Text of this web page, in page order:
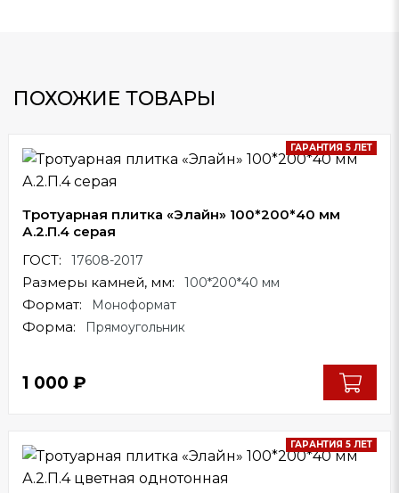
ПОХОЖИЕ ТОВАРЫ
Тротуарная плитка «Элайн» 100*200*40 мм
А.2.П.4 серая
ГАРАНТИЯ 5 ЛЕТ
ГОСТ: 17608-2017
Размеры камней, мм: 100*200*40 мм
Формат: Моноформат
Форма: Прямоугольник
1 000 ₽
ГАРАНТИЯ 5 ЛЕТ